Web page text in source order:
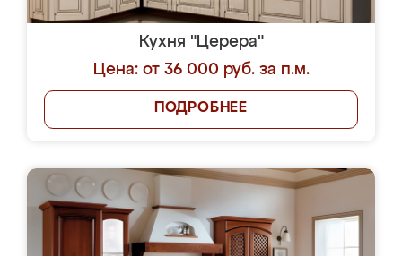
Кухня "Церера"
Цена: от 36 000 руб. за п.м.
ПОДРОБНЕЕ